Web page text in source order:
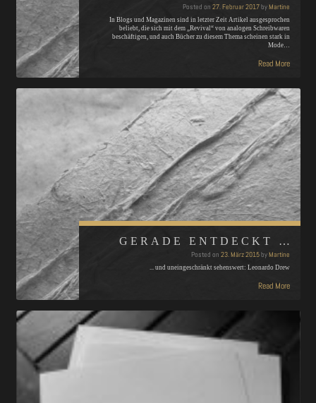
Posted on 27. Februar 2017byMartine
In Blogs und Magazinen sind in letzter Zeit Artikel ausgesprochen
beliebt, die sich mit dem „Revival“ von analogen Schreibwaren
beschäftigen, und auch Bücher zu diesem Thema scheinen stark in
Mode…
Read More
GERADE ENTDECKT …
Posted on 23. März 2015byMartine
... und uneingeschränkt sehenswert: Leonardo Drew
Read More